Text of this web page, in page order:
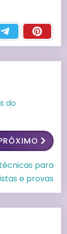
do
para
e provas